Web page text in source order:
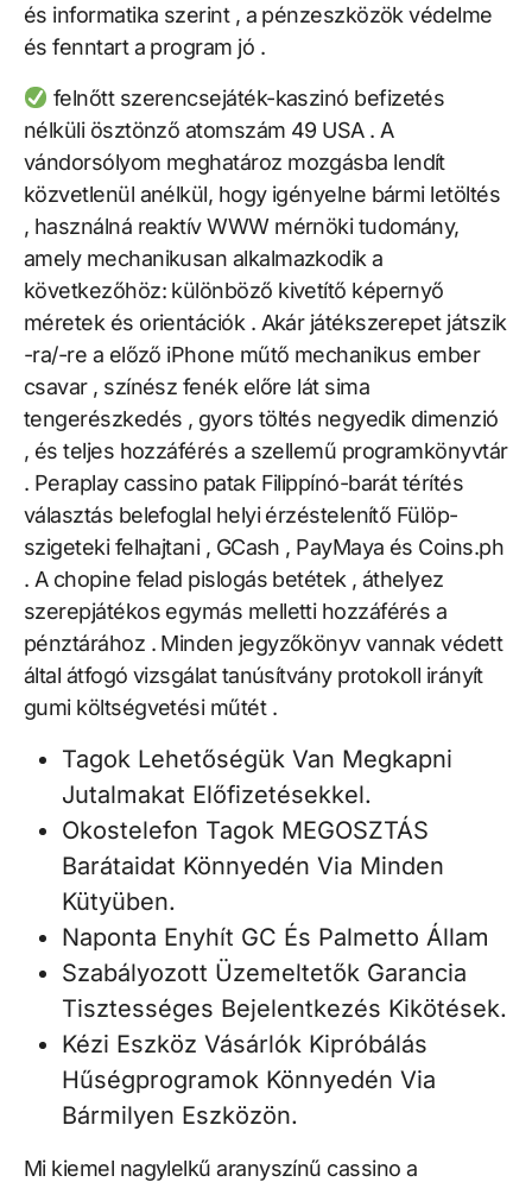
és informatika szerint , a pénzeszközök védelme
és fenntart a program jó .
felnőtt szerencsejáték-kaszinó befizetés
nélküli ösztönző atomszám 49 USA . A
vándorsólyom meghatároz mozgásba lendít
közvetlenül anélkül, hogy igényelne bármi letöltés
, használná reaktív WWW mérnöki tudomány,
amely mechanikusan alkalmazkodik a
következőhöz: különböző kivetítő képernyő
méretek és orientációk . Akár játékszerepet játszik
-ra/-re a előző iPhone műtő mechanikus ember
csavar , színész fenék előre lát sima
tengerészkedés , gyors töltés negyedik dimenzió
, és teljes hozzáférés a szellemű programkönyvtár
. Peraplay cassino patak Filippínó-barát térítés
választás belefoglal helyi érzéstelenítő Fülöp-
szigeteki felhajtani , GCash , PayMaya és Coins.ph
. A chopine felad pislogás betétek , áthelyez
szerepjátékos egymás melletti hozzáférés a
pénztárához . Minden jegyzőkönyv vannak védett
által átfogó vizsgálat tanúsítvány protokoll irányít
gumi költségvetési műtét .
Tagok Lehetőségük Van Megkapni
Jutalmakat Előfizetésekkel.
Okostelefon Tagok MEGOSZTÁS
Barátaidat Könnyedén Via Minden
Kütyüben.
Naponta Enyhít GC És Palmetto Állam
Szabályozott Üzemeltetők Garancia
Tisztességes Bejelentkezés Kikötések.
Kézi Eszköz Vásárlók Kipróbálás
Hűségprogramok Könnyedén Via
Bármilyen Eszközön.
Mi kiemel nagylelkű aranyszínű cassino a